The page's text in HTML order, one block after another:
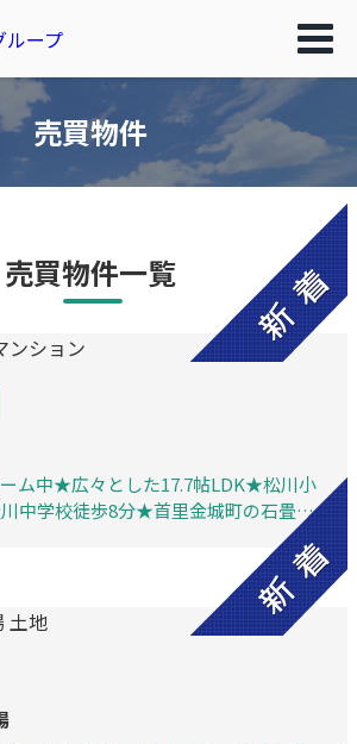
売買物件
売買物件一覧
ム中★広々とした17.7帖LDK★松川小
中学校徒歩8分★首里金城町の石畳道
国時代の歴史を感じる歴史ある場所で